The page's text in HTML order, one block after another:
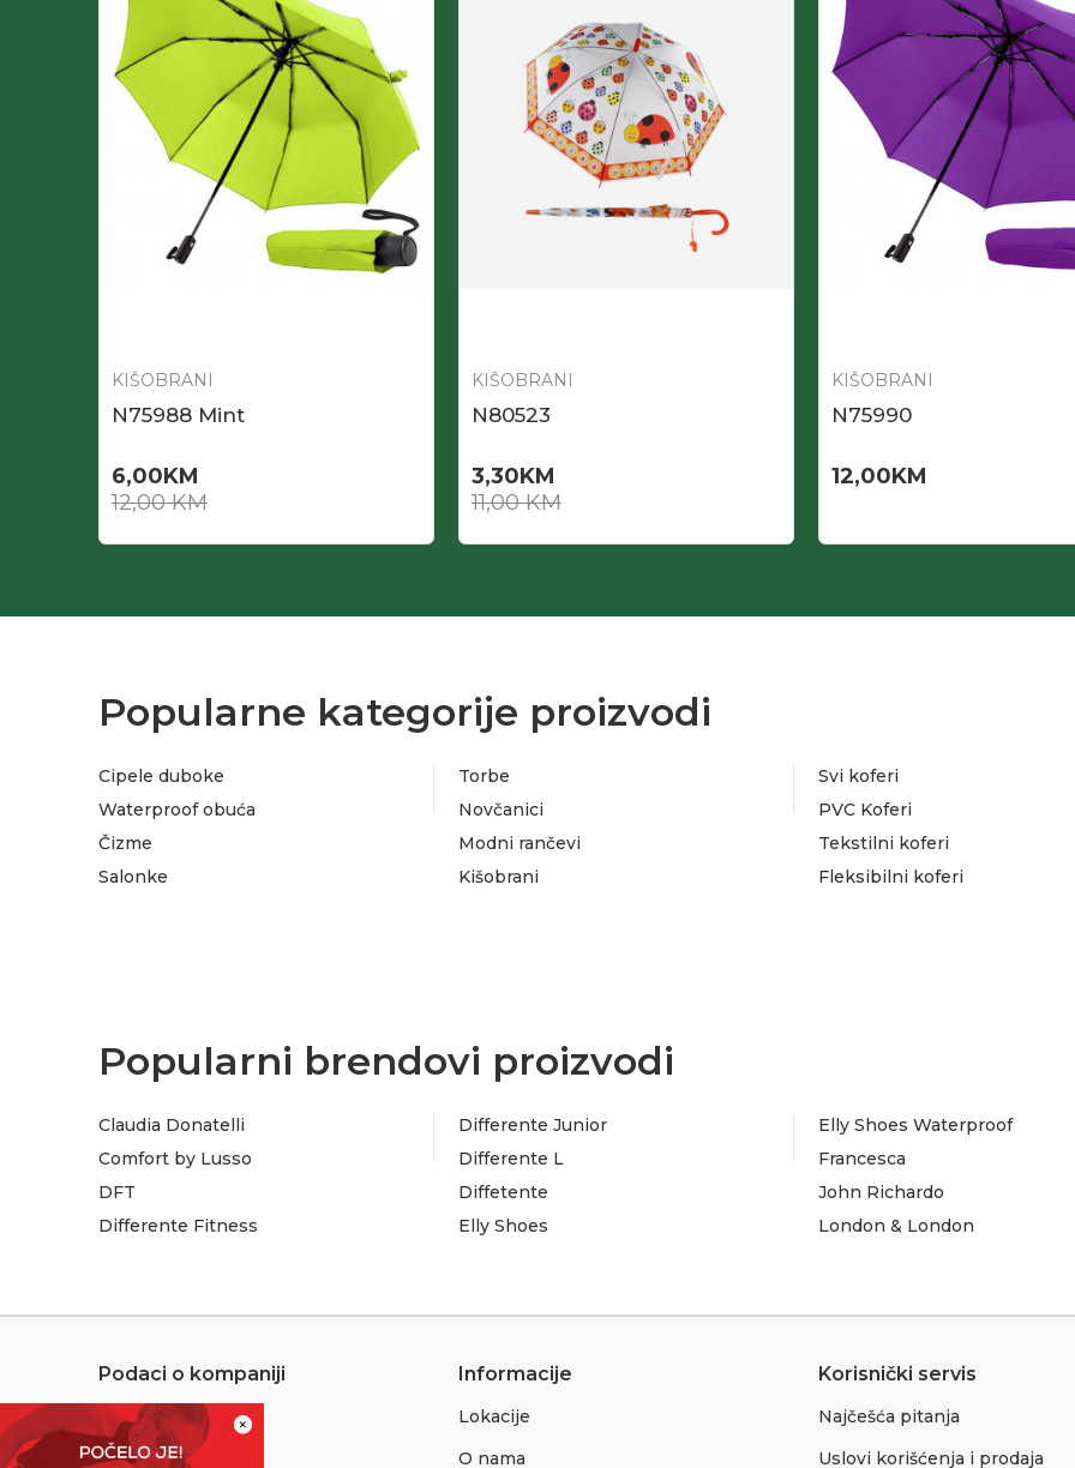
×
KIŠOBRANI
N75988 Mint
6,00KM
12,00KM
KIŠOBRANI
N80523
3,30KM
11,00KM
KIŠOBRANI
N75990
12,00KM
Popularne kategorije proizvodi
Cipele duboke
Waterproof obuća
Čizme
Salonke
Torbe
Novčanici
Modni rančevi
Kišobrani
Svi koferi
PVC Koferi
Tekstilni koferi
Fleksibilni koferi
Popularni brendovi proizvodi
Claudia Donatelli
Comfort by Lusso
DFT
Differente Fitness
Differente Junior
Differente L
Diffetente
Elly Shoes
Elly Shoes Waterproof
Francesca
John Richardo
London & London
Podaci o kompaniji
Adresa:
Sremska 1
Informacije
Lokacije
O nama
Korisnički servis
Najčešća pitanja
Uslovi korišćenja i prodaja